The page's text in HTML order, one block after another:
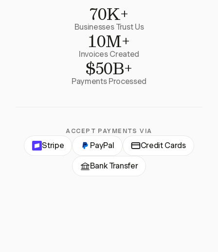
70K+
Businesses Trust Us
10M+
Invoices Created
$50B+
Payments Processed
ACCEPT PAYMENTS VIA
Stripe PayPal Credit Cards
Bank Transfer